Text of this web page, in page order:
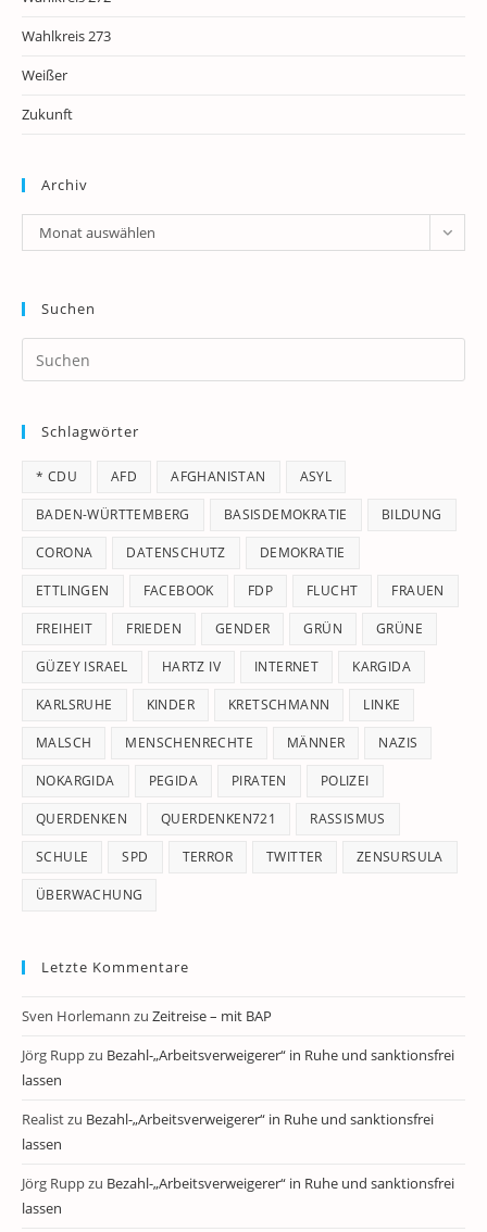
Wahlkreis 273
Weißer
Zukunft
Archiv
Archiv
Monat auswählen
Suchen
Schlagwörter
* CDU AFD AFGHANISTAN ASYL
BADEN-WÜRTTEMBERG BASISDEMOKRATIE BILDUNG
CORONA DATENSCHUTZ DEMOKRATIE
ETTLINGEN FACEBOOK FDP FLUCHT FRAUEN
FREIHEIT FRIEDEN GENDER GRÜN GRÜNE
GÜZEY ISRAEL HARTZ IV INTERNET KARGIDA
KARLSRUHE KINDER KRETSCHMANN LINKE
MALSCH MENSCHENRECHTE MÄNNER NAZIS
NOKARGIDA PEGIDA PIRATEN POLIZEI
QUERDENKEN QUERDENKEN721 RASSISMUS
SCHULE SPD TERROR TWITTER ZENSURSULA
ÜBERWACHUNG
Letzte Kommentare
Sven Horlemann zu Zeitreise – mit BAP
Jörg Ruppzu Bezahl-„Arbeitsverweigerer“ in Ruhe und sanktionsfrei
lassen
Realistzu Bezahl-„Arbeitsverweigerer“ in Ruhe und sanktionsfrei
lassen
Jörg Ruppzu Bezahl-„Arbeitsverweigerer“ in Ruhe und sanktionsfrei
lassen